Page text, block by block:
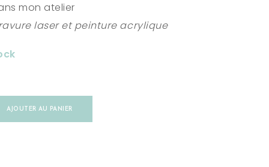
mon atelier
laser et peinture acrylique
AJOUTER AU PANIER